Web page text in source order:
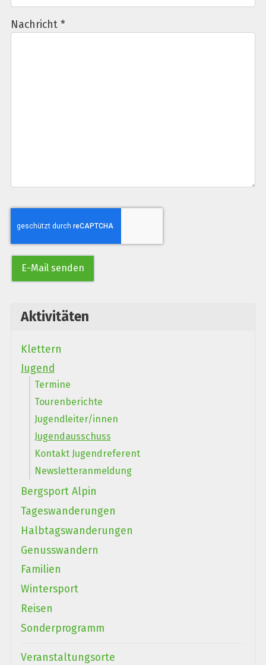
Aktivitäten
Klettern
Jugend
Termine
Tourenberichte
Jugendleiter/innen
Jugendausschuss
Kontakt Jugendreferent
Newsletteranmeldung
Bergsport Alpin
Tageswanderungen
Halbtagswanderungen
Genusswandern
Familien
Wintersport
Reisen
Sonderprogramm
Veranstaltungsorte
Nachricht*
E-Mail senden